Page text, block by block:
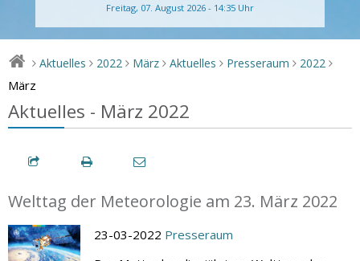
Freitag, 07. August 2026 - 14:35 Uhr
> Aktuelles > 2022 > März > Aktuelles > Presseraum > 2022 >
März
Aktuelles - März 2022
Welttag der Meteorologie am 23. März 2022
23-03-2022 Presseraum